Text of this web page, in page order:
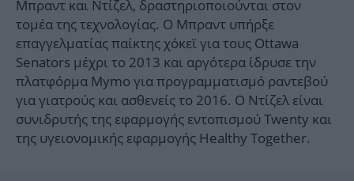
Μπραντ και Ντίζελ, δραστηριοποιούνται στον
τομέα της τεχνολογίας. Ο Μπραντ υπήρξε
επαγγελματίας παίκτης χόκεϊ για τους Ottawa
Senators μέχρι το 2013 και αργότερα ίδρυσε την
πλατφόρμα Mymo για προγραμματισμό ραντεβού
για γιατρούς και ασθενείς το 2016. Ο Ντίζελ είναι
συνιδρυτής της εφαρμογής εντοπισμού Twenty και
της υγειονομικής εφαρμογής Healthy Together.